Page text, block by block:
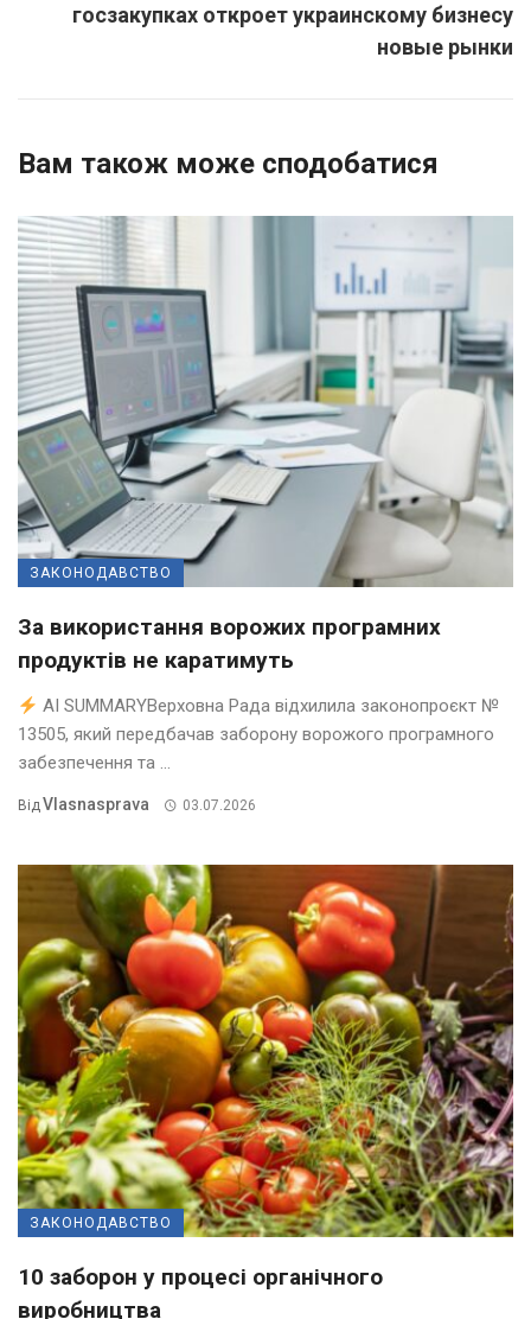
госзакупках откроет украинскому бизнесу
новые рынки
Вам також може сподобатися
ЗАКОНОДАВСТВО
За використання ворожих програмних
продуктів не каратимуть
AI SUMMARYВерховна Рада відхилила законопроєкт №
13505, який передбачав заборону ворожого програмного
забезпечення та ...
ВідVlasnasprava 03.07.2026
ЗАКОНОДАВСТВО
10 заборон у процесі органічного
виробництва